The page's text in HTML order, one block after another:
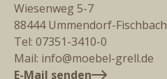
Wiesenweg 5-7
88444 Ummendorf-Fischbach
Tel: 07351-3410-0
Mail: info@moebel-grell.de
E-Mail senden